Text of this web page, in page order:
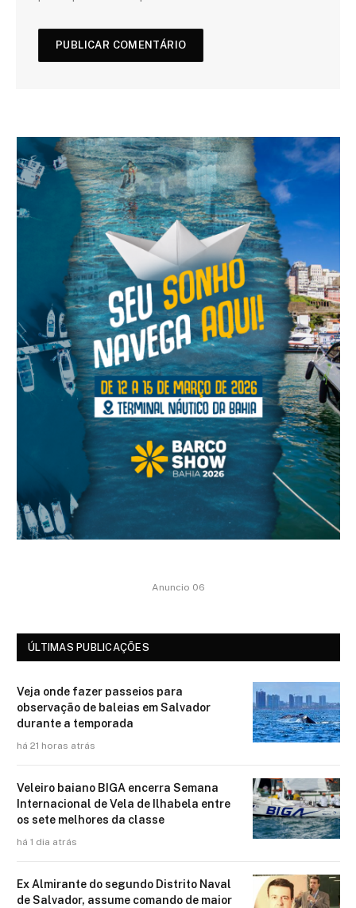
Anuncio 06
ÚLTIMAS PUBLICAÇÕES
Veja onde fazer passeios para
observação de baleias em Salvador
durante a temporada
há 21 horas atrás
Veleiro baiano BIGA encerra Semana
Internacional de Vela de Ilhabela entre
os sete melhores da classe
há 1 dia atrás
Ex Almirante do segundo Distrito Naval
de Salvador, assume comando de maior